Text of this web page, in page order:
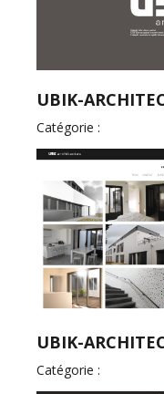
UBIK-
Catégorie :
UBIK-
Catégorie :